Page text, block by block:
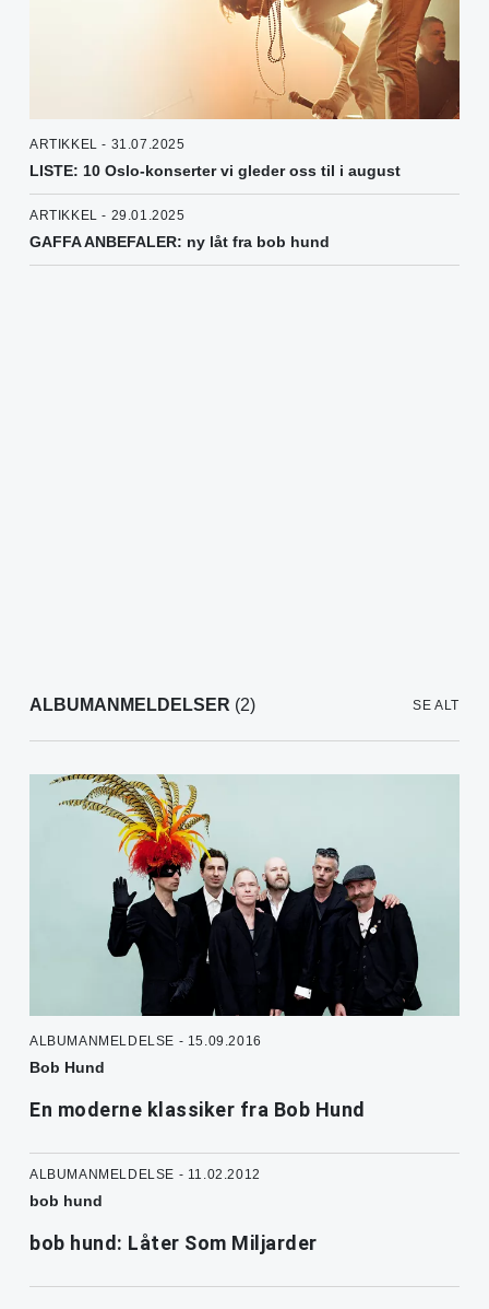
ARTIKKEL - 31.07.2025
LISTE: 10 Oslo-konserter vi gleder oss til i august
ARTIKKEL - 29.01.2025
GAFFA ANBEFALER: ny låt fra bob hund
ALBUMANMELDELSER (2) SE ALT
ALBUMANMELDELSE - 15.09.2016
Bob Hund
En moderne klassiker fra Bob Hund
ALBUMANMELDELSE - 11.02.2012
bob hund
bob hund: Låter Som Miljarder